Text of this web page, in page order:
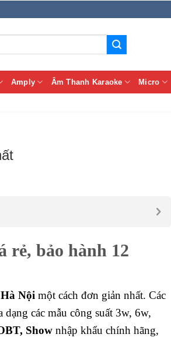
Amply Âm Thanh Karaoke Micro
rẻ, bảo hành 12
Nội một cách đơn giản nhất. Các
các mẫu công suất 3w, 6w,
Show nhập khẩu chính hãng,